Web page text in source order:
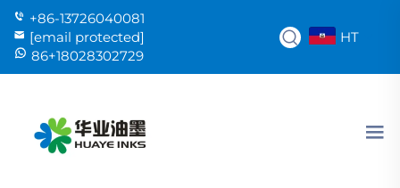
+86-13726040081
[email protected]
86+18028302729
HT